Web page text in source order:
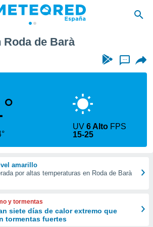
Roda de Barà
...
UV6 Alto FPS
15-25
amarillo
por altas temperaturas en Roda de Barà
y tormentas
siete días de calor extremo que
tormentas fuertes